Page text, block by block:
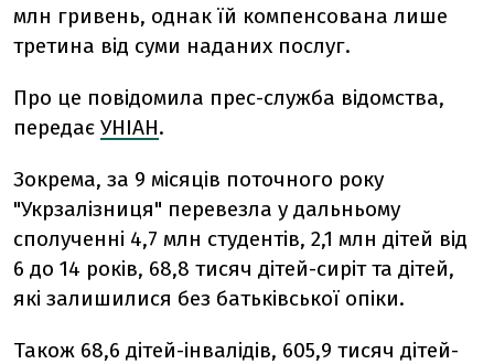
млн гривень, однак їй компенсована лише
третина від суми наданих послуг.
Про це повідомила прес-служба відомства,
передає УНІАН.
Зокрема, за 9 місяців поточного року
"Укрзалізниця" перевезла у дальньому
сполученні 4,7 млн ​​студентів, 2,1 млн дітей від
6 до 14 років, 68,8 тисяч дітей-сиріт та дітей,
які залишилися без батьківської опіки.
Також 68,6 дітей-інвалідів, 605,9 тисяч дітей-